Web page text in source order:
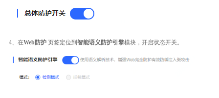
4、在Web防护 页签定位到智能语义防护引擎模块，开启状态开关。